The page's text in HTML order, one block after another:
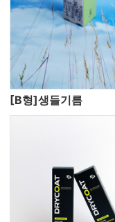
[B형]생들기름